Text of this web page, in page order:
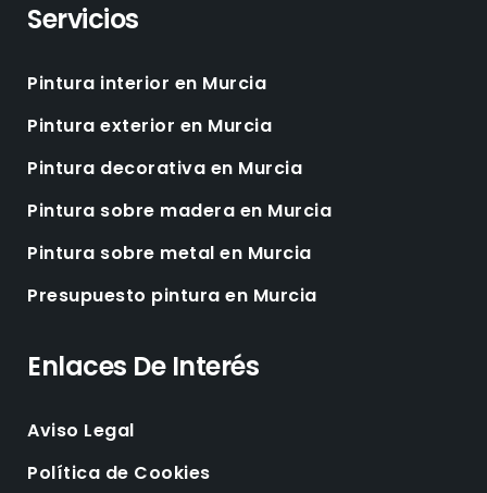
Servicios
Pintura interior en Murcia
Pintura exterior en Murcia
Pintura decorativa en Murcia
Pintura sobre madera en Murcia
Pintura sobre metal en Murcia
Presupuesto pintura en Murcia
Enlaces De Interés
Aviso Legal
Política de Cookies